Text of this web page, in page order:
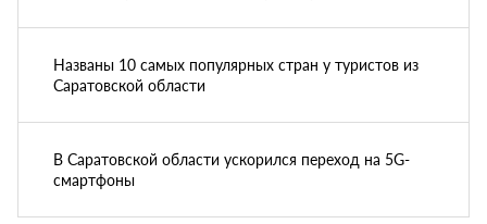
Названы 10 самых популярных стран у туристов из
Саратовской области
В Саратовской области ускорился переход на 5G-
смартфоны